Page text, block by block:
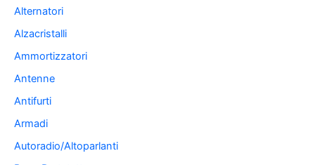
Alternatori
Alzacristalli
Ammortizzatori
Antenne
Antifurti
Armadi
Autoradio/Altoparlanti